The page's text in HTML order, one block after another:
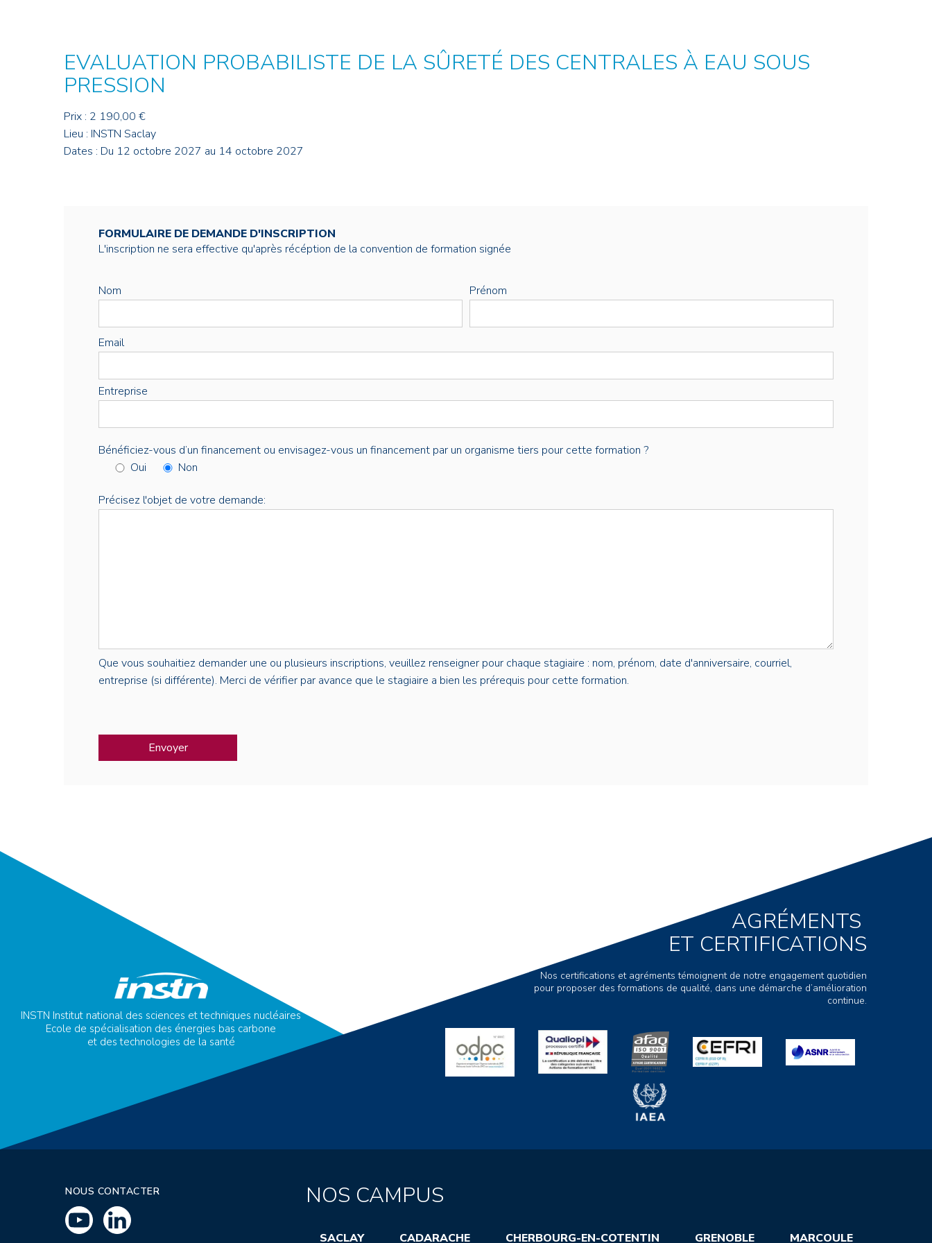
EVALUATION PROBABILISTE DE LA SÛRETÉ DES CENTRALES À EAU SOUS
PRESSION
Prix : 2 190,00 €
Lieu : INSTN Saclay
Dates : Du 12 octobre 2027 au 14 octobre 2027
FORMULAIRE DE DEMANDE D'INSCRIPTION
L'inscription ne sera effective qu'après récéption de la convention de formation signée
Nom Prénom
Email
Entreprise
Bénéficiez-vous d’un financement ou envisagez-vous un financement par un organisme tiers pour cette formation ?
Oui
Non
Précisez l'objet de votre demande:
Que vous souhaitiez demander une ou plusieurs inscriptions, veuillez renseigner pour chaque stagiaire : nom, prénom, date d'anniversaire, courriel,
entreprise (si différente). Merci de vérifier par avance que le stagiaire a bien les prérequis pour cette formation.
INSTN Institut national des sciences et techniques nucléaires
Ecole de spécialisation des énergies bas carbone
et des technologies de la santé
AGRÉMENTS
ET CERTIFICATIONS
Nos certifications et agréments témoignent de notre engagement quotidien
pour proposer des formations de qualité, dans une démarche d’amélioration
continue.
NOUS CONTACTER NOS CAMPUS
SACLAY CADARACHE CHERBOURG-EN-COTENTIN GRENOBLE MARCOULE